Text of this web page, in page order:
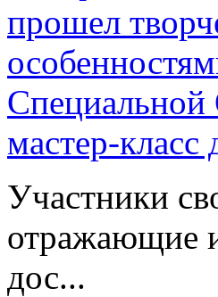
мастер-класс
Участники
отражающие
дос...